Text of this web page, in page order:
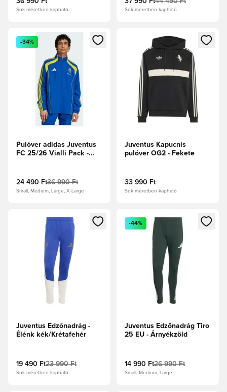
Sok méretben kapható Sok méretben kapható
Megnyit egy modált a bejelentkezéshez vagy a tagként
-34%
Pulóver adidas Juventus
FC 25/26 Vialli Pack -
24 490 Ft36 990 Ft
Small, Medium, Large, X-Large
Megnyit egy modált a
Juventus Kapucnis
pulóver OG2 - Fekete
33 990 Ft
Sok méretben kapható
Megnyit egy modált a bejelentkezéshez vagy a tagként
Juventus Edzőnadrág -
Élénk kék/Krétafehér
19 490 Ft23 990 Ft
Sok méretben kapható
Megnyit egy modált a
-44%
Juventus Edzőnadrág Tiro
25 EU - Árnyékzöld
14 990 Ft26 990 Ft
Small, Medium, Large